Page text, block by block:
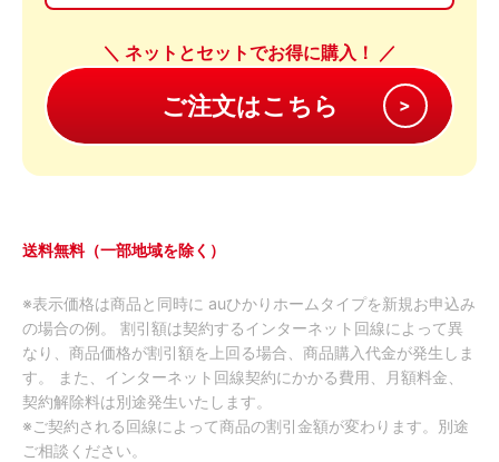
＼ ネットとセットでお得に購入！ ／
送料無料（一部地域を除く）
※表示価格は商品と同時に auひかりホームタイプを新規お申込み
の場合の例。 割引額は契約するインターネット回線によって異
なり、商品価格が割引額を上回る場合、商品購入代金が発生しま
す。 また、インターネット回線契約にかかる費用、月額料金、
契約解除料は別途発生いたします。
※ご契約される回線によって商品の割引金額が変わります。別途
ご相談ください。